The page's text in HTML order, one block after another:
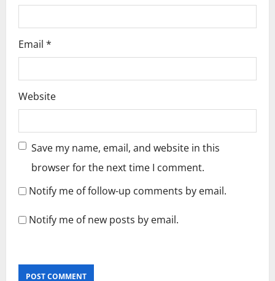
Email *
Website
Save my name, email, and website in this
browser for the next time I comment.
Notify me of follow-up comments by email.
Notify me of new posts by email.